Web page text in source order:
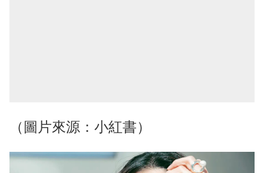
（圖片來源：小紅書）